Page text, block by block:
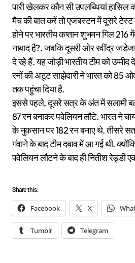
पारी खेलकर कौन सी उपलब्धियां हासिल
मैच की बात करें तो एजबस्टन में दूसरे
होने पर भारतीय कप्तान शुभमन गिल 216
नाबाद है?. जबकि दूसरी ओर रवींद्र
दे रहे हैं. यह जोड़ी भारतीय टीम को उम्मीद
रनों की अटूट साझेदारी ने भारत को 85
तक पहुंचा दिया है.
इससे पहले, दूसरे सत्र के अंत में सलामी
87 रन बनाकर पवेलियन लौटे. भारत ने
के नुकसान पर 182 रन बनाए थे. तीसरे
गंवाने के बाद टीम दबाव में आ गई थी.
पवेलियन लौटने के बाद ही नितीश रेड्डी
Share this:
Facebook X
Tumblr Telegram